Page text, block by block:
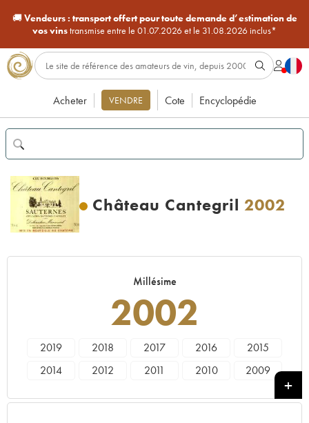
🚚Vendeurs : transport offert pour toute demande d’estimation de
vos vinstransmise entre le 01.07.2026 et le 31.08.2026 inclus*
Acheter VENDRE Cote Encyclopédie
Château Cantegril 2002
Millésime
2002
2019 2018 2017 2016
2015
2014
2012 2011 2010
2009